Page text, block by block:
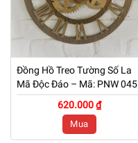
Đồng Hồ Treo Tường Số La
Mã Độc Đáo – Mã: PNW 045
620.000 ₫
Mua